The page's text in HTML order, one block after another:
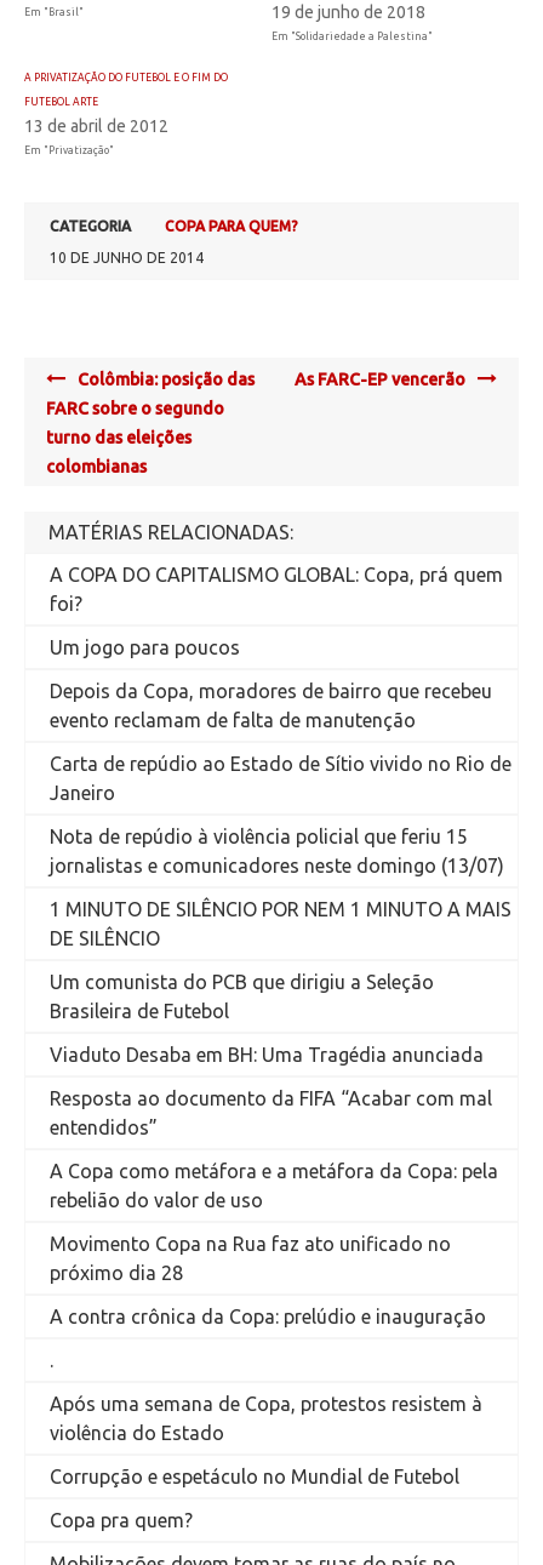
Em "Brasil" 19 de junho de 2018
Em "Solidariedade a Palestina"
A PRIVATIZAÇÃO DO FUTEBOL E O FIM DO
FUTEBOL ARTE
13 de abril de 2012
Em "Privatização"
CATEGORIA
COPA PARA QUEM?
10 DE JUNHO DE 2014
Post
navigation
Colômbia: posição das
FARC sobre o segundo
turno das eleições
colombianas
As FARC-EP vencerão
MATÉRIAS RELACIONADAS:
A COPA DO CAPITALISMO GLOBAL: Copa, prá quem
foi?
Um jogo para poucos
Depois da Copa, moradores de bairro que recebeu
evento reclamam de falta de manutenção
Carta de repúdio ao Estado de Sítio vivido no Rio de
Janeiro
Nota de repúdio à violência policial que feriu 15
jornalistas e comunicadores neste domingo (13/07)
1 MINUTO DE SILÊNCIO POR NEM 1 MINUTO A MAIS
DE SILÊNCIO
Um comunista do PCB que dirigiu a Seleção
Brasileira de Futebol
Viaduto Desaba em BH: Uma Tragédia anunciada
Resposta ao documento da FIFA “Acabar com mal
entendidos”
A Copa como metáfora e a metáfora da Copa: pela
rebelião do valor de uso
Movimento Copa na Rua faz ato unificado no
próximo dia 28
A contra crônica da Copa: prelúdio e inauguração
.
Após uma semana de Copa, protestos resistem à
violência do Estado
Corrupção e espetáculo no Mundial de Futebol
Copa pra quem?